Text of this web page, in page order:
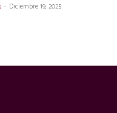
- Diciembre 19, 2025